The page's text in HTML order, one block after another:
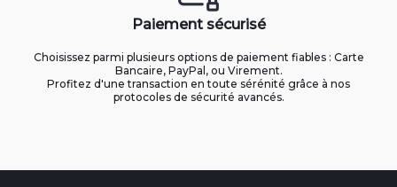
Paiement sécurisé
Choisissez parmi plusieurs options de paiement fiables : Carte
Bancaire, PayPal, ou Virement.
Profitez d'une transaction en toute sérénité grâce à nos
protocoles de sécurité avancés.